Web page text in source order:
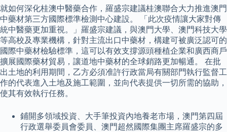
就如何深化桂澳中醫藥合作，羅盛宗建議桂澳聯合大力推進澳門
中藥材第三方國際標準檢測中心建設。 「此次疫情讓大家對傳
統中醫藥更加重視。」羅盛宗建議，與澳門大學、澳門科技大學
等高校及專業機構，針對主流出口中藥材，構建可被廣泛認可的
國際中藥材檢驗標準，這可以有效支撐源頭種植企業和廣西商戶
擴展國際藥材貿易，讓道地中藥材的全球銷路更加暢通。 在批
出土地的利用期間，乙方必須准許行政當局有關部門執行監督工
作的代表進入土地及施工範圍，並向代表提供一切所需的協助，
使其有效執行任務。
鋪開多領域投資、大手筆投資內地養老市場，澳門第四屆
行政選舉委員會委員、澳門超然國際集團主席羅盛宗的多